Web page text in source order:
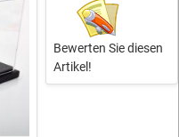
Bewerten Sie diesen
Artikel!